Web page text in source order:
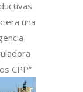
una
CPP”